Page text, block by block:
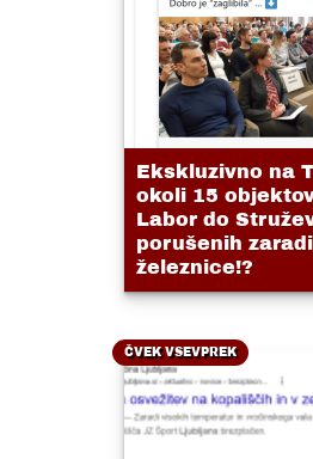
Ekskluzivno na
okoli 15
Labor do
porušenih zaradi
železnice!?
ČVEK VSEVPREK